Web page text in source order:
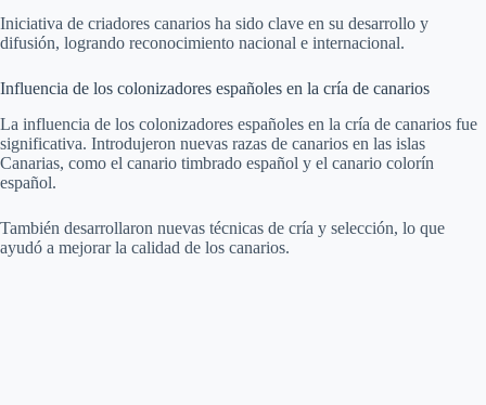
Iniciativa de criadores canarios ha sido clave en su desarrollo y
difusión, logrando reconocimiento nacional e internacional.
Influencia de los colonizadores españoles en la cría de canarios
La influencia de los colonizadores españoles en la cría de canarios fue
significativa. Introdujeron nuevas razas de canarios en las islas
Canarias, como el canario timbrado español y el canario colorín
español.
También desarrollaron nuevas técnicas de cría y selección, lo que
ayudó a mejorar la calidad de los canarios.